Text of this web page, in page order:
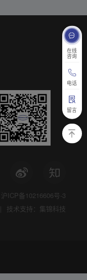
在线
咨询
电话
留言
沪ICP备10216606号-3
| 技术支持：集锦科技